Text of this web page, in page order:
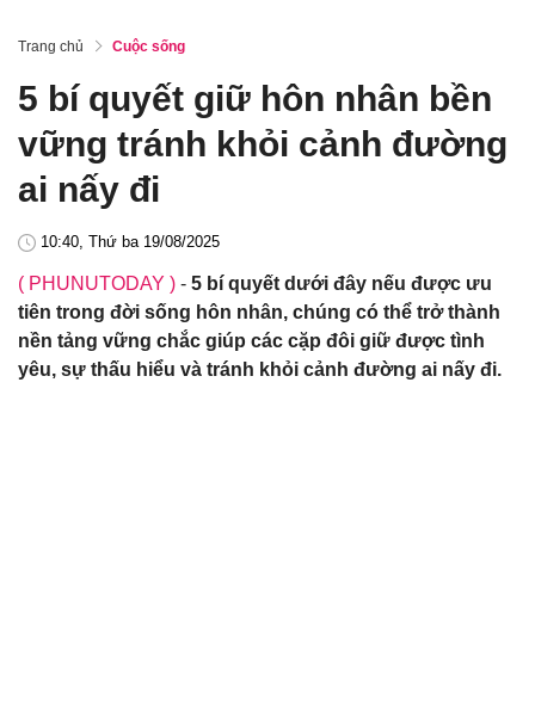
Trang chủ Cuộc sống
5 bí quyết giữ hôn nhân bền
vững tránh khỏi cảnh đường
ai nấy đi
10:40, Thứ ba 19/08/2025
( PHUNUTODAY ) - 5 bí quyết dưới đây nếu được ưu
tiên trong đời sống hôn nhân, chúng có thể trở thành
nền tảng vững chắc giúp các cặp đôi giữ được tình
yêu, sự thấu hiểu và tránh khỏi cảnh đường ai nấy đi.